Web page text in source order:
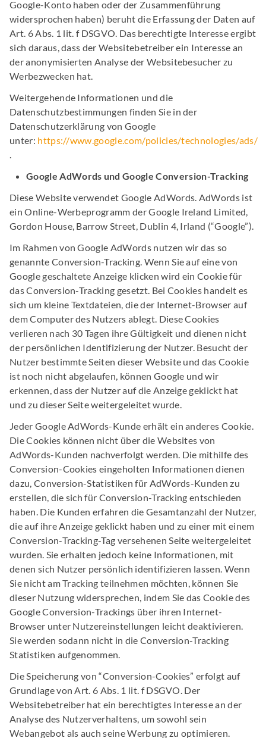
Google-Konto haben oder der Zusammenführung
widersprochen haben) beruht die Erfassung der Daten auf
Art. 6 Abs. 1 lit. f DSGVO. Das berechtigte Interesse ergibt
sich daraus, dass der Websitebetreiber ein Interesse an
der anonymisierten Analyse der Websitebesucher zu
Werbezwecken hat.
Weitergehende Informationen und die
Datenschutzbestimmungen finden Sie in der
Datenschutzerklärung von Google
unter: https://www.google.com/policies/technologies/ads/
.
Google AdWords und Google Conversion-Tracking
Diese Website verwendet Google AdWords. AdWords ist
ein Online-Werbeprogramm der Google Ireland Limited,
Gordon House, Barrow Street, Dublin 4, Irland (“Google”).
Im Rahmen von Google AdWords nutzen wir das so
genannte Conversion-Tracking. Wenn Sie auf eine von
Google geschaltete Anzeige klicken wird ein Cookie für
das Conversion-Tracking gesetzt. Bei Cookies handelt es
sich um kleine Textdateien, die der Internet-Browser auf
dem Computer des Nutzers ablegt. Diese Cookies
verlieren nach 30 Tagen ihre Gültigkeit und dienen nicht
der persönlichen Identifizierung der Nutzer. Besucht der
Nutzer bestimmte Seiten dieser Website und das Cookie
ist noch nicht abgelaufen, können Google und wir
erkennen, dass der Nutzer auf die Anzeige geklickt hat
und zu dieser Seite weitergeleitet wurde.
Jeder Google AdWords-Kunde erhält ein anderes Cookie.
Die Cookies können nicht über die Websites von
AdWords-Kunden nachverfolgt werden. Die mithilfe des
Conversion-Cookies eingeholten Informationen dienen
dazu, Conversion-Statistiken für AdWords-Kunden zu
erstellen, die sich für Conversion-Tracking entschieden
haben. Die Kunden erfahren die Gesamtanzahl der Nutzer,
die auf ihre Anzeige geklickt haben und zu einer mit einem
Conversion-Tracking-Tag versehenen Seite weitergeleitet
wurden. Sie erhalten jedoch keine Informationen, mit
denen sich Nutzer persönlich identifizieren lassen. Wenn
Sie nicht am Tracking teilnehmen möchten, können Sie
dieser Nutzung widersprechen, indem Sie das Cookie des
Google Conversion-Trackings über ihren Internet-
Browser unter Nutzereinstellungen leicht deaktivieren.
Sie werden sodann nicht in die Conversion-Tracking
Statistiken aufgenommen.
Die Speicherung von “Conversion-Cookies” erfolgt auf
Grundlage von Art. 6 Abs. 1 lit. f DSGVO. Der
Websitebetreiber hat ein berechtigtes Interesse an der
Analyse des Nutzerverhaltens, um sowohl sein
Webangebot als auch seine Werbung zu optimieren.